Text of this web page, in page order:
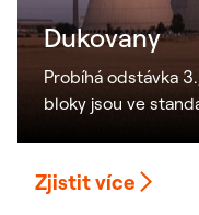
Dukovany
Probíhá odstávka
bloky jsou ve
Zjistit více